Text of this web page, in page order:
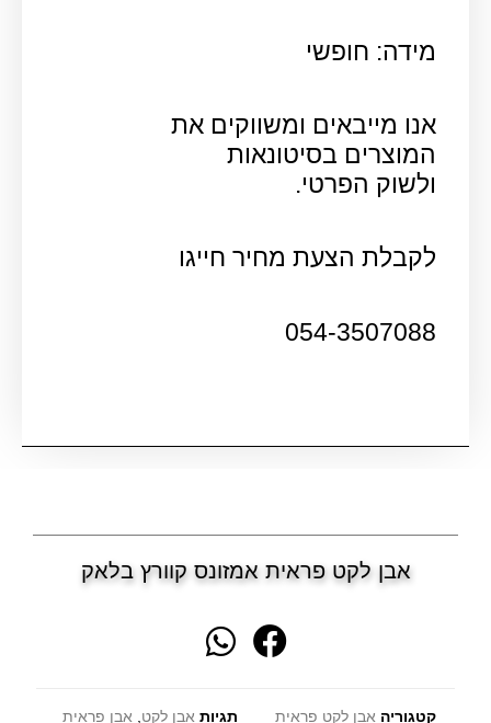
מידה: חופשי
אנו מייבאים ומשווקים את
המוצרים בסיטונאות
ולשוק הפרטי.
לקבלת הצעת מחיר חייגו
054-3507088
אבן לקט פראית אמזונס קוורץ בלאק
קטגוריה אבן לקט פראית תגיות אבן לקט, אבן פראית